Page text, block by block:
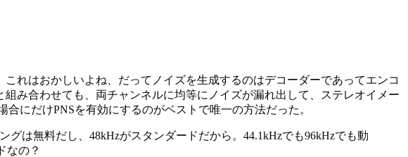
れはおかしいよね、だってノイズを生成するのはデコーダーであってエンコ
み合わせても、両チャンネルに均等にノイズが漏れ出して、ステレオイメー
にだけPNSを有効にするのがベストで唯一の方法だった。
は無料だし、48kHzがスタンダードだから。44.1kHzでも96kHzでも動
なの？